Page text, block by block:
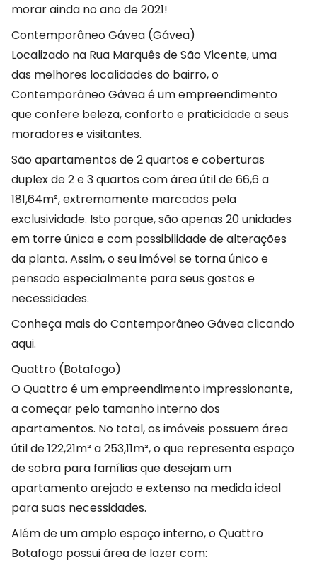
morar ainda no ano de 2021!
Contemporâneo Gávea (Gávea)
Localizado na Rua Marquês de São Vicente, uma
das melhores localidades do bairro, o
Contemporâneo Gávea é um empreendimento
que confere beleza, conforto e praticidade a seus
moradores e visitantes.
São apartamentos de 2 quartos e coberturas
duplex de 2 e 3 quartos com área útil de 66,6 a
181,64m², extremamente marcados pela
exclusividade. Isto porque, são apenas 20 unidades
em torre única e com possibilidade de alterações
da planta. Assim, o seu imóvel se torna único e
pensado especialmente para seus gostos e
necessidades.
Conheça mais do Contemporâneo Gávea clicando
aqui.
Quattro (Botafogo)
O Quattro é um empreendimento impressionante,
a começar pelo tamanho interno dos
apartamentos. No total, os imóveis possuem área
útil de 122,21m² a 253,11m², o que representa espaço
de sobra para famílias que desejam um
apartamento arejado e extenso na medida ideal
para suas necessidades.
Além de um amplo espaço interno, o Quattro
Botafogo possui área de lazer com: